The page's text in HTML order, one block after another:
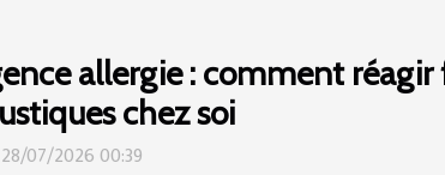
allergie : comment réagir
chez soi
07/2026 00:39